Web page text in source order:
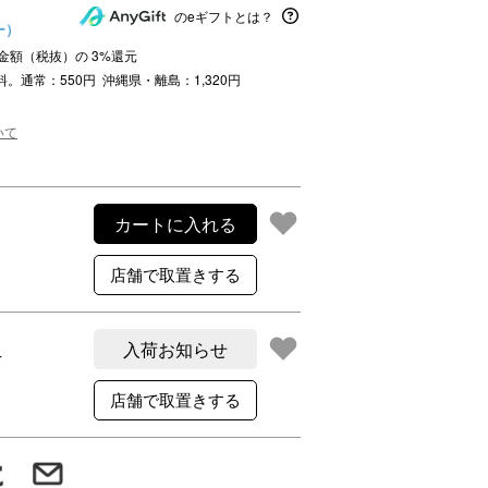
よくある質問
のeギフトとは？
額（税抜）の3%還元
。通常：550円 沖縄県・離島：1,320円
て
カートに入れる
入荷お知らせ